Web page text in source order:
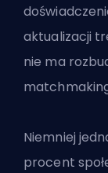
aktualizacji
nie ma
Niemniej
procent